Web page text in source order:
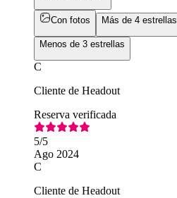
Con fotos Más de 4 estrellas
Menos de 3 estrellas
C
Cliente de Headout
Reserva verificada
5/5
Ago 2024
C
Cliente de Headout